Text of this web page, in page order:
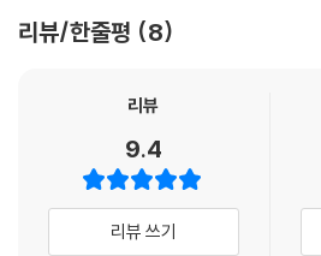
리뷰/한줄평 8
리뷰
9.4
리뷰 쓰기